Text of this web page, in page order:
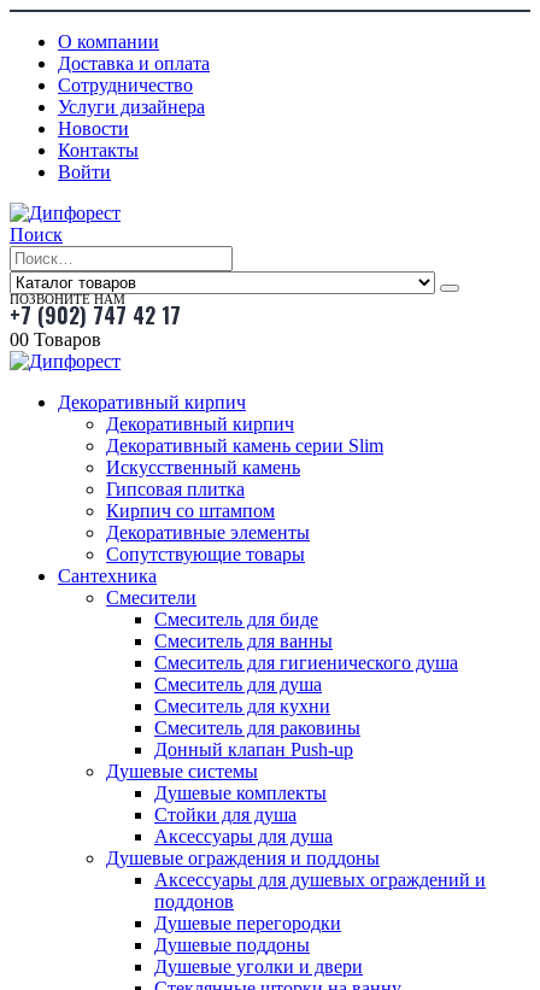
О компании
Доставка и оплата
Сотрудничество
Услуги дизайнера
Новости
Контакты
Войти
Поиск
ПОЗВОНИТЕ НАМ
+7 (902) 747 42 17
00 Товаров
Декоративный кирпич
Декоративный кирпич
Декоративный камень серии Slim
Искусственный камень
Гипсовая плитка
Кирпич со штампом
Декоративные элементы
Сопутствующие товары
Сантехника
Смесители
Смеситель для биде
Смеситель для ванны
Смеситель для гигиенического душа
Смеситель для душа
Смеситель для кухни
Смеситель для раковины
Донный клапан Push-up
Душевые системы
Душевые комплекты
Стойки для душа
Аксессуары для душа
Душевые ограждения и поддоны
Аксессуары для душевых ограждений и
поддонов
Душевые перегородки
Душевые поддоны
Душевые уголки и двери